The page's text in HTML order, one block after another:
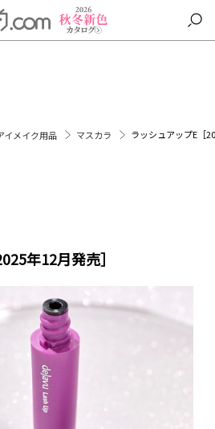
イメイク用品 マスカラ ラッシュアップE［
年12月発売］